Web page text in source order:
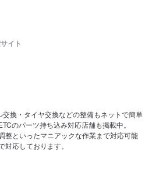
イト
換・タイヤ交換などの整備もネットで簡単
のパーツ持ち込み対応店舗も掲載中。
整といったマニアックな作業まで対応可能
応しております。